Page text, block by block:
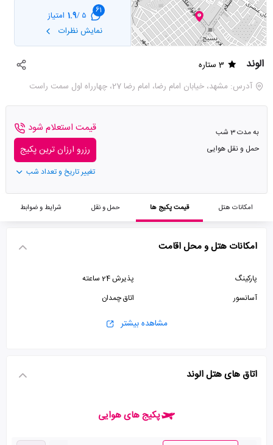
61
5 /
1.9 امتیاز
نمایش نظرات
الوند
3 ستاره
آدرس: مشهد، خیابان امام رضا، امام رضا 27، چهارراه اول سمت راست
به مدت 3 شب
حمل و نقل هوایی
قیمت استعلام شود
رزرو ارزان ترین پکیج
تغییر تاریخ و تعداد شب
امکانات هتل قیمت پکیج ها حمل و نقل شرایط و ضوابط
امکانات هتل و محل اقامت
پارکینگ
پذیرش 24 ساعته
آسانسور
اتاق چمدان
مشاهده بیشتر
اتاق های هتل الوند
پکیج های هوایی